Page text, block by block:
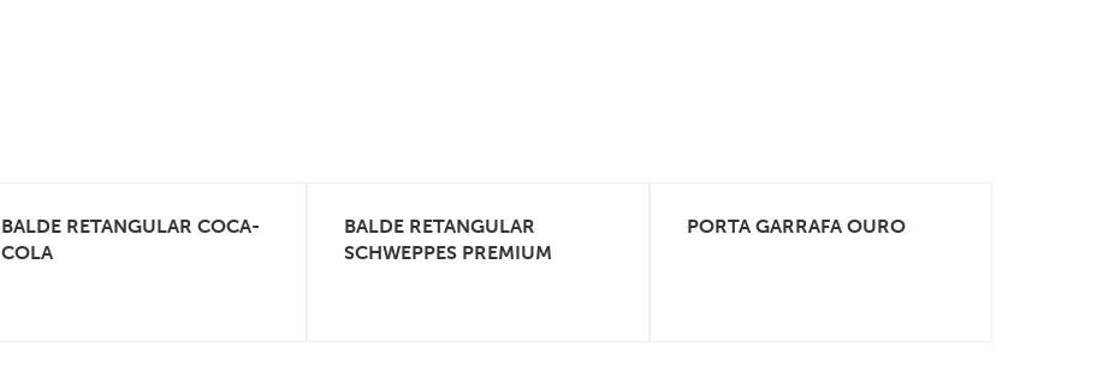
BALDE RETANGULAR COCA-
COLA
BALDE RETANGULAR
SCHWEPPES PREMIUM
PORTA GARRAFA OURO